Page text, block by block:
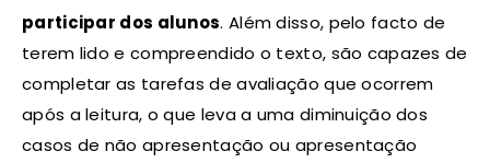
participar dos alunos. Além disso, pelo facto de
terem lido e compreendido o texto, são capazes de
completar as tarefas de avaliação que ocorrem
após a leitura, o que leva a uma diminuição dos
casos de não apresentação ou apresentação